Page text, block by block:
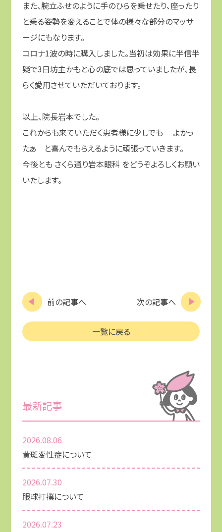
また、腕立ふせのように手のひらを乗せたり、座ったり
と乗る姿勢を変えることで体の様々な部分のマッサ
ージにもなります。
コロナ1波の時に購入しました。当初は効果に半信半
疑で3日坊主かもと心の底では思っていましたが、長
らく愛用させていただいております。
以上、院長岩本でした。
これからも来ていただく患者様に少しでも よかっ
たぁ と喜んでもらえるように頑張っていきます。
今後とも さくら通り岩本眼科 をどうぞよろしくお願い
いたします。
前の記事へ
一覧に戻る
次の記事へ
最新記事
2026.08.06
黄斑変性症について
2026.07.30
眼球打撲について
2026.07.23